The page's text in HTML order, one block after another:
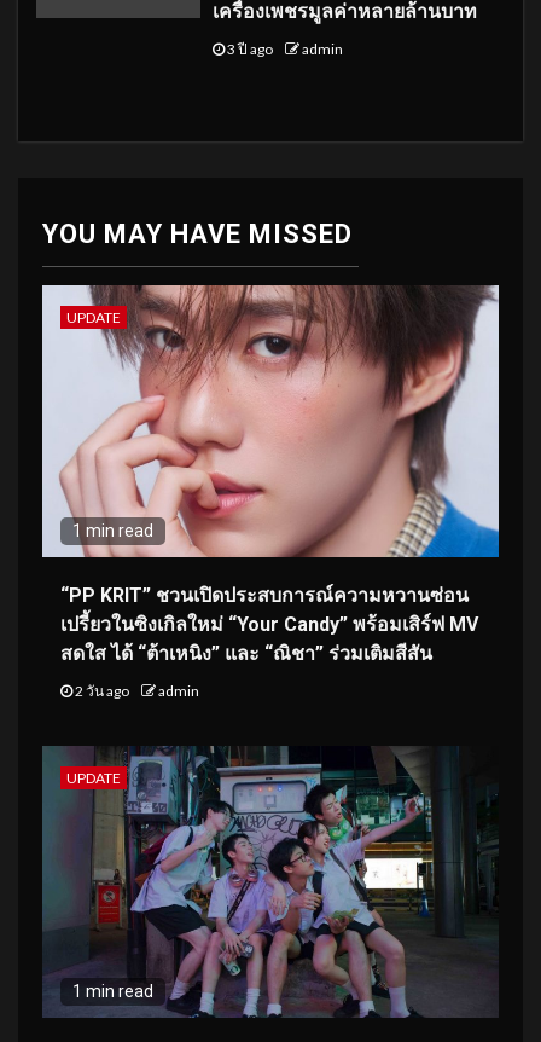
เครื่องเพชรมูลค่าหลายล้านบาท
3 ปี ago admin
YOU MAY HAVE MISSED
UPDATE
1 min read
“PP KRIT” ชวนเปิดประสบการณ์ความหวานซ่อน
เปรี้ยวในซิงเกิลใหม่ “Your Candy” พร้อมเสิร์ฟ MV
สดใส ได้ “ต้าเหนิง” และ “ณิชา” ร่วมเติมสีสัน
2 วัน ago admin
UPDATE
1 min read